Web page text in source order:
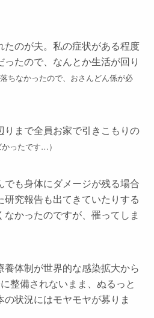
たのが夫。私の症状がある程度
たので、なんとか生活が回り
ちなかったので、おさんどん係が必
りまで全員お家で引きこもりの
かったです…）
でも身体にダメージが残る場合
究報告も出てきていたりする
かったのですが、罹ってしま
養体制が世界的な感染拡大から
整備されないまま、ぬるっと
状況にはモヤモヤが募りま